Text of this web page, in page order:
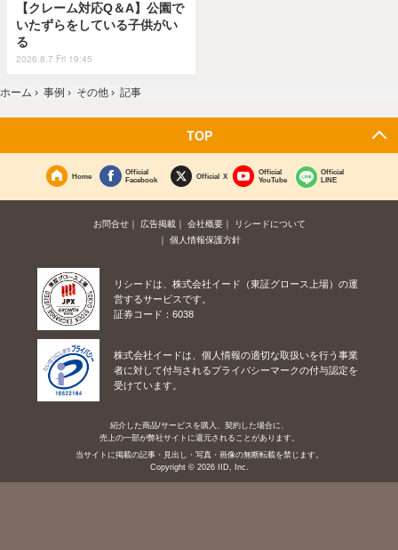
【クレーム対応Q＆A】公園で
いたずらをしている子供がい
る
2026.8.7 Fri 19:45
ホーム › 事例 › その他 › 記事
TOP
Home
Official
Facebook
Official X
Official
YouTube
Official
LINE
お問合せ 広告掲載 会社概要
リシードについて
個人情報保護方針
リシードは、株式会社イード（東証グロース上場）の運
営するサービスです。
証券コード：6038
株式会社イードは、個人情報の適切な取扱いを行う事業
者に対して付与されるプライバシーマークの付与認定を
受けています。
紹介した商品/サービスを購入、契約した場合に、
売上の一部が弊社サイトに還元されることがあります。
当サイトに掲載の記事・見出し・写真・画像の無断転載を禁じます。
Copyright © 2026 IID, Inc.